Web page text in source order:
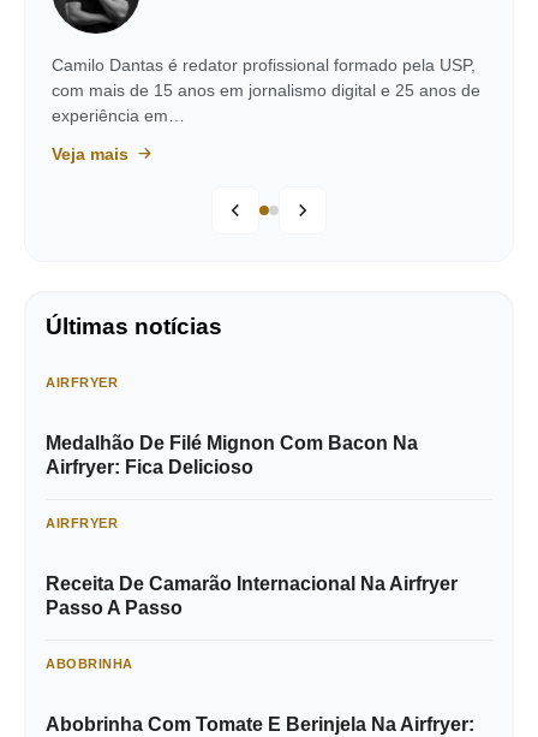
Camilo Dantas é redator profissional formado pela USP,
com mais de 15 anos em jornalismo digital e 25 anos de
experiência em…
Veja mais
Últimas notícias
AIRFRYER
Medalhão De Filé Mignon Com Bacon Na
Airfryer: Fica Delicioso
AIRFRYER
Receita De Camarão Internacional Na Airfryer
Passo A Passo
ABOBRINHA
Abobrinha Com Tomate E Berinjela Na Airfryer: